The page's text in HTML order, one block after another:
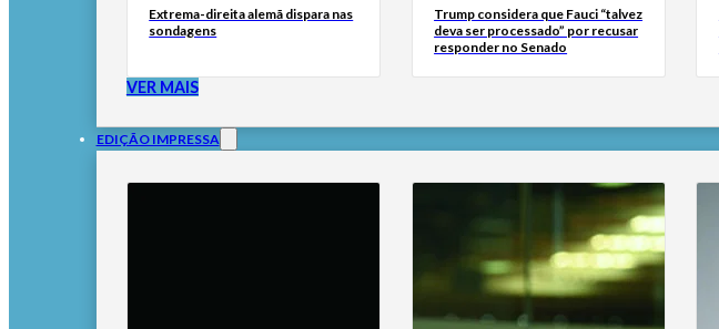
Extrema-direita alemã dispara nas
sondagens
Trump considera que Fauci “talvez
deva ser processado” por recusar
responder no Senado
VER MAIS
EDIÇÃO IMPRESSA